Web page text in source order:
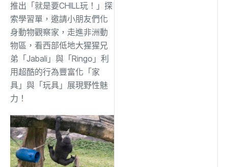
推出「就是要CHILL玩！」探
索學習單，邀請小朋友們化
身動物觀察家，走進非洲動
物區，看西部低地大猩猩兄
弟「Jabali」與「Ringo」利
用超酷的行為豐富化「家
具」與「玩具」展現野性魅
力！